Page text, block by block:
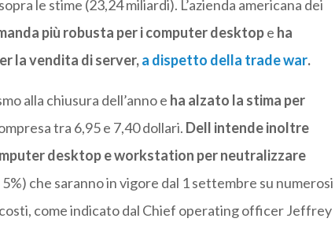
le stime (23,24 miliardi). L’azienda americana dei
più robusta per i computer desktope ha
la vendita di server,a dispetto della trade war.
alla chiusura dell’anno e ha alzato la stima per
tra 6,95 e 7,40 dollari. Dell intende inoltre
desktop e workstation per neutralizzare
che saranno in vigore dal 1 settembre su numerosi
come indicato dal Chief operating officer Jeffrey